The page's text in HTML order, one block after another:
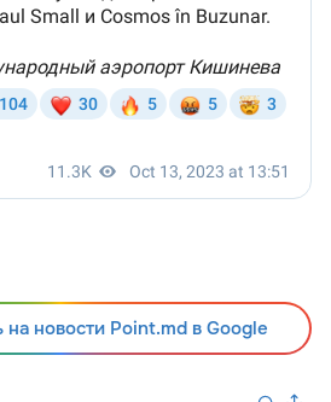
новости Point.md в Google